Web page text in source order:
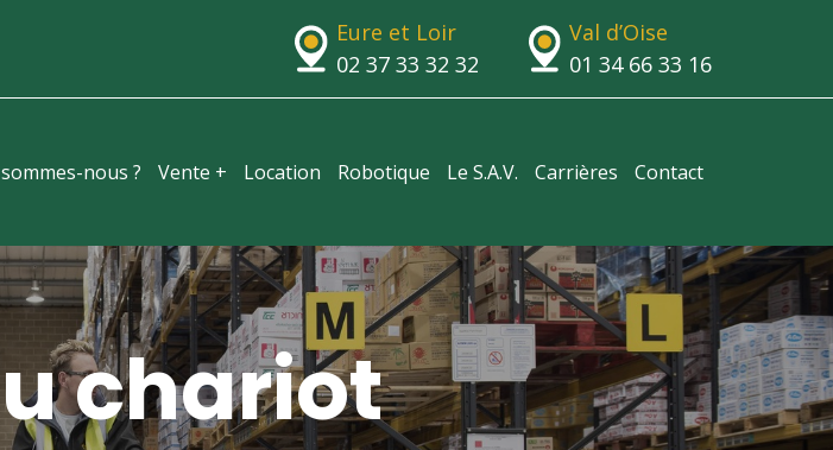
Eure et Loir
02 37 33 32 32
Val d’Oise
01 34 66 33 16
nous ? Vente + Location Robotique Le S.A.V. Carrières Contact
chariot